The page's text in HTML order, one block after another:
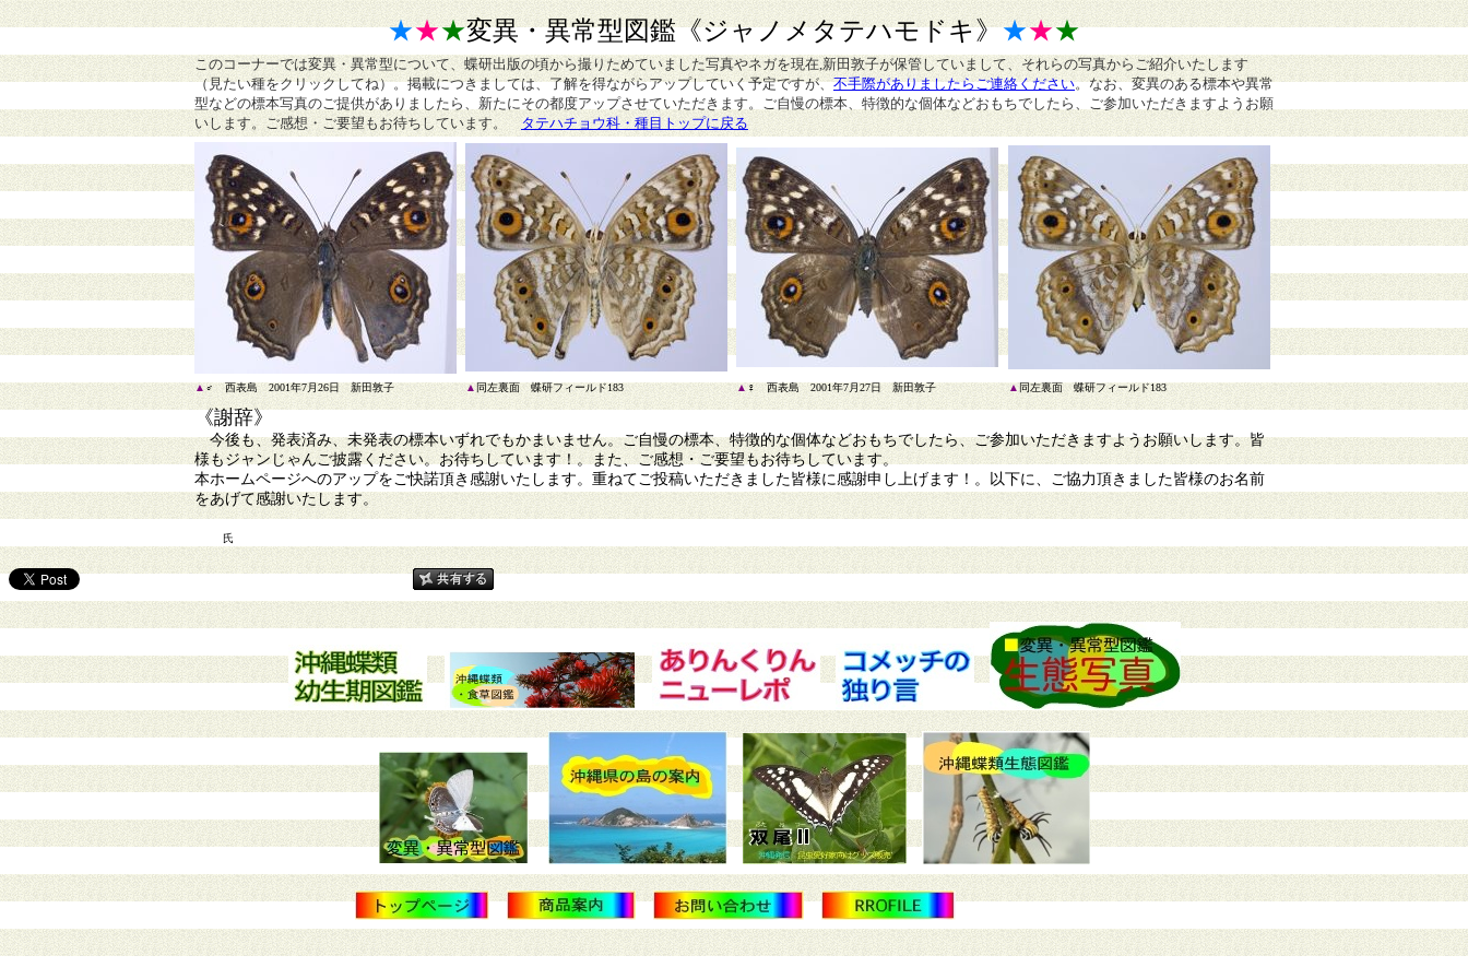
★★★変異・異常型図鑑《ジャノメタテハモドキ》★★★
このコーナーでは変異・異常型について、蝶研出版の頃から撮りためていました写真やネガを現在,新田敦子が保管していまして、それらの写真からご紹介いたします
（見たい種をクリックしてね）。掲載につきましては、了解を得ながらアップしていく予定ですが、不手際がありましたらご連絡ください。なお、変異のある標本や異常
型などの標本写真のご提供がありましたら、新たにその都度アップさせていただきます。ご自慢の標本、特徴的な個体などおもちでしたら、ご参加いただきますようお願
いします。ご感想・ご要望もお待ちしています。
タテハチョウ科・種目トップに戻る
▲ ♂ 西表島 2001年7月26日 新田敦子 ▲ 同左裏面 蝶研フィールド183 ▲ ♀ 西表島 2001年7月27日 新田敦子 ▲ 同左裏面 蝶研フィールド183
《謝辞》
今後も、発表済み、未発表の標本いずれでもかまいません。ご自慢の標本、特徴的な個体などおもちでしたら、ご参加いただきますようお願いします。皆
様もジャンじゃんご披露ください。お待ちしています！。また、ご感想・ご要望もお待ちしています。
本ホームページへのアップをご快諾頂き感謝いたします。重ねてご投稿いただきました皆様に感謝申し上げます！。以下に、ご協力頂きました皆様のお名前
をあげて感謝いたします。
氏